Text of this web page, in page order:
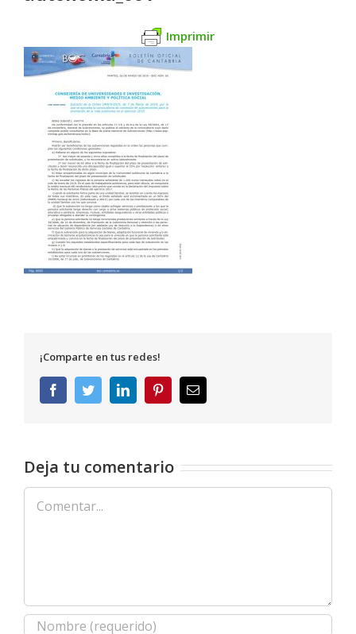
Imprimir
¡Comparte en tus redes!
FacebookTwitterLinkedInPinterestCorreo
electrónico
Deja tu comentario
Comentar